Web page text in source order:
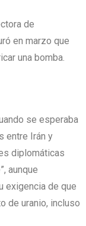
de
en marzo que
una bomba.
se esperaba
entre Irán y
diplomáticas
aunque
exigencia de que
de uranio, incluso